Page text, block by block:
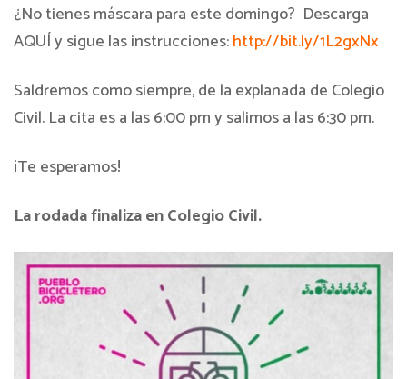
¿No tienes máscara para este domingo? Descarga
AQUÍ y sigue las instrucciones:http://bit.ly/1L2gxNx
Saldremos como siempre, de la explanada de Colegio
Civil. La cita es a las 6:00 pm y salimos a las 6:30 pm.
¡Te esperamos!
La rodada finaliza en Colegio Civil.